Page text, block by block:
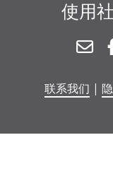
使用
联系我们 |